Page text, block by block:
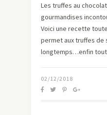
Les truffes au
gourmandises
Voici une recette
permet aux truffes de
longtemps…enfin
02/12/2018